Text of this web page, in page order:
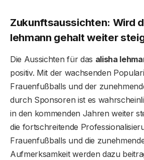
Zukunftsaussichten: Wird
lehmann gehalt weiter
Die Aussichten für das alisha
positiv. Mit der wachsenden
Frauenfußballs und der
durch Sponsoren ist es
in den kommenden Jahren weiter
die fortschreitende
Frauenfußballs und die
Aufmerksamkeit werden dazu